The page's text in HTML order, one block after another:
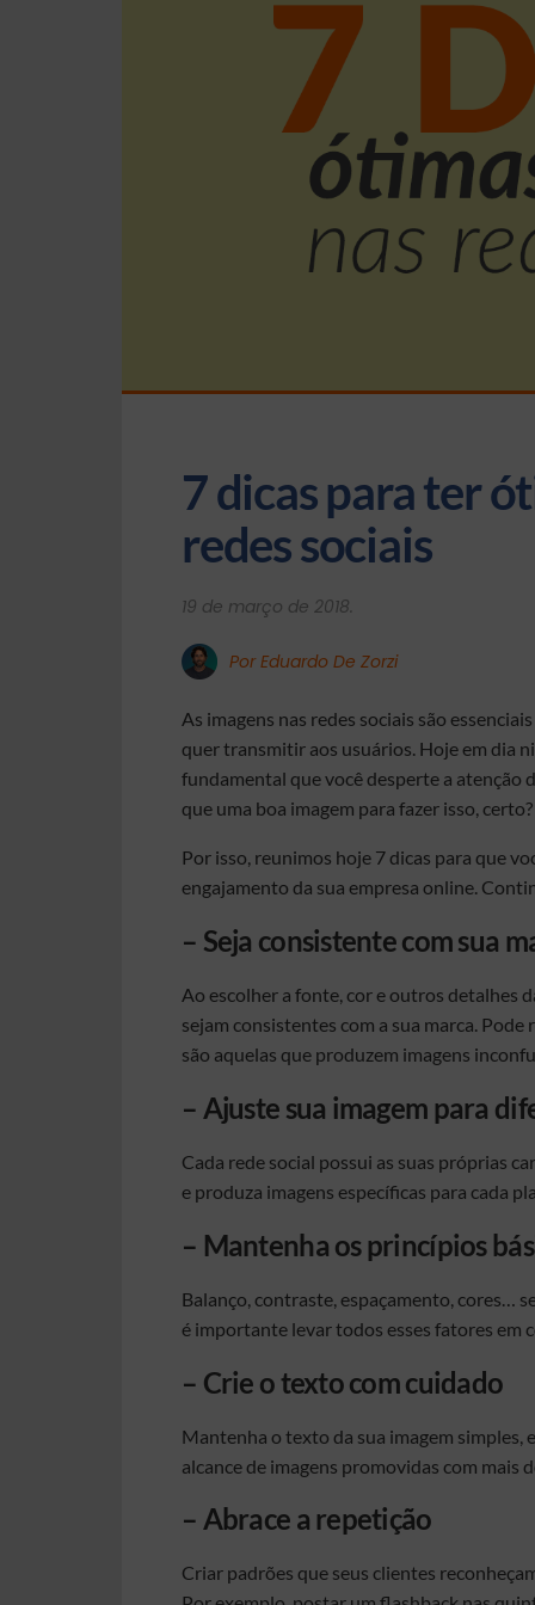
7 dicas para ter
redes sociais
19 de março de 2018.
Por Eduardo De Zorzi
As imagens nas redes sociais são
quer transmitir aos usuários. Hoje em dia
fundamental que você desperte a atenção
que uma boa imagem para fazer isso, certo?
Por isso, reunimos hoje 7 dicas para que
engajamento da sua empresa online.
– Seja consistente com sua
Ao escolher a fonte, cor e outros detalhes
sejam consistentes com a sua marca. Pode
são aquelas que produzem imagens
– Ajuste sua imagem para
Cada rede social possui as suas próprias
e produza imagens específicas para cada
– Mantenha os princípios
Balanço, contraste, espaçamento, cores…
é importante levar todos esses fatores em
– Crie o texto com cuidado
Mantenha o texto da sua imagem simples,
alcance de imagens promovidas com mais
– Abrace a repetição
Criar padrões que seus clientes